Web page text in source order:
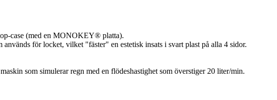
case (med en MONOKEY® platta).
för locket, vilket "fäster" en estetisk insats i svart plast på alla 4 sidor.
som simulerar regn med en flödeshastighet som överstiger 20 liter/min.